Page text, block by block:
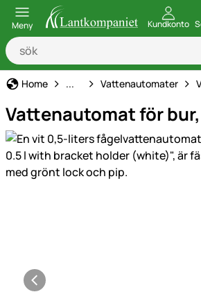
Meny Kundkonto
Home Stall & djurtillbehör
... Vattenautomater
Vattenautomat för
Produktgaleri